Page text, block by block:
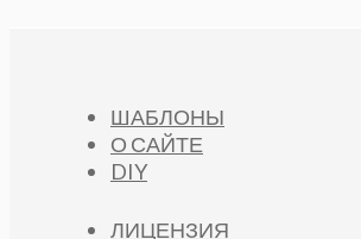
ШАБЛОНЫ
О САЙТЕ
DIY
ЛИЦЕНЗИЯ